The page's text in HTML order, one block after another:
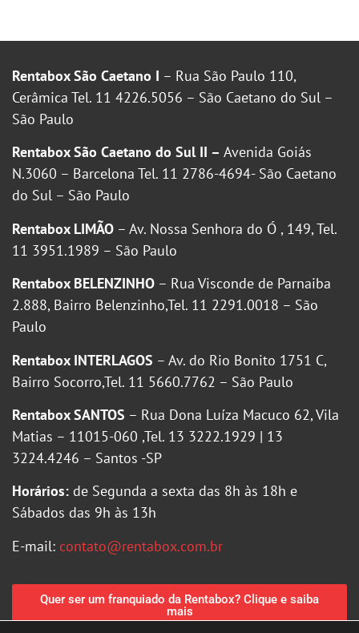
Rentabox São Caetano I – Rua São Paulo 110,
Cerâmica Tel. 11 4226.5056 – São Caetano do Sul –
São Paulo
Rentabox São Caetano do Sul II – Avenida Goiás
N.3060 – Barcelona Tel. 11 2786-4694- São Caetano
do Sul – São Paulo
Rentabox LIMÃO – Av. Nossa Senhora do Ó , 149, Tel.
11 3951.1989 – São Paulo
Rentabox BELENZINHO – Rua Visconde de Parnaiba
2.888, Bairro Belenzinho,Tel. 11 2291.0018 – São
Paulo
Rentabox INTERLAGOS – Av. do Rio Bonito 1751 C,
Bairro Socorro,Tel. 11 5660.7762 – São Paulo
Rentabox SANTOS – Rua Dona Luíza Macuco 62, Vila
Matias – 11015-060 ,Tel. 13 3222.1929 | 13
3224.4246 – Santos -SP
Horários: de Segunda a sexta das 8h às 18h e
Sábados das 9h às 13h
E-mail: contato@rentabox.com.br
Quer ser um franquiado da Rentabox? Clique e saiba
mais